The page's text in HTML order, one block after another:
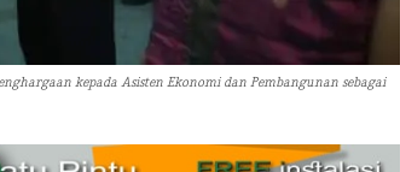
kepada Asisten Ekonomi dan Pembangunan sebagai